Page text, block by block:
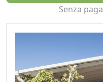
Senza